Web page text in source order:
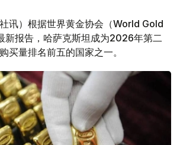
社讯）根据世界黄金协会（World Gold
新报告，哈萨克斯坦成为2026年第二
买量排名前五的国家之一。